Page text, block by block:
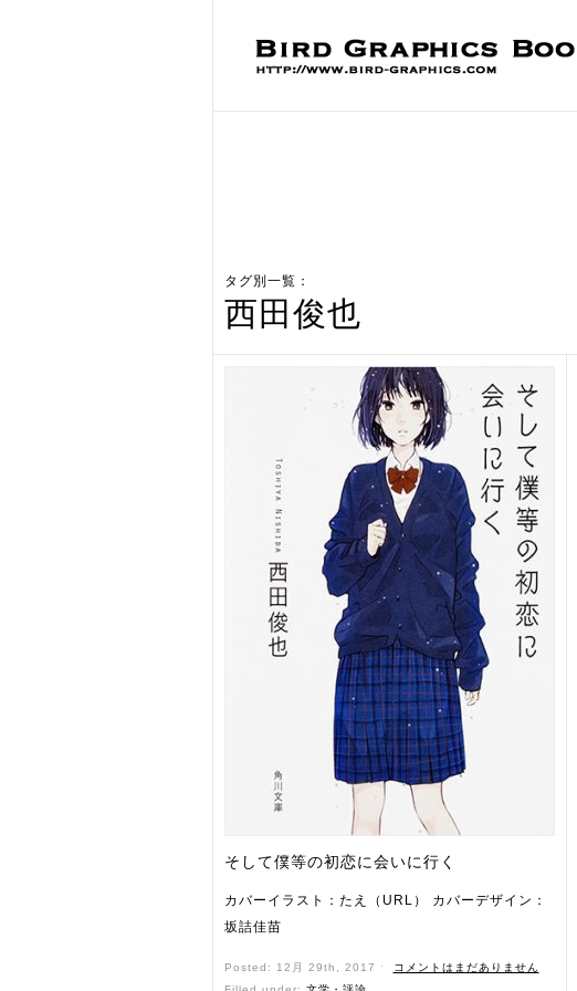
タグ別一覧：
西田俊也
そして僕等の初恋に会いに行く
カバーイラスト：たえ（URL） カバーデザイン：
坂詰佳苗
Posted: 12月 29th, 2017 ˑ
コメントはまだありません